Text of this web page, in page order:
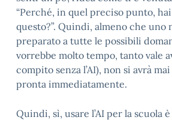
“Perché, in quel preciso punto,
questo?”. Quindi, almeno che uno
preparato a tutte le possibili
vorrebbe molto tempo, tanto vale
compito senza l’AI), non si avrà
pronta immediatamente.
Quindi, sì, usare l’AI per la scuola